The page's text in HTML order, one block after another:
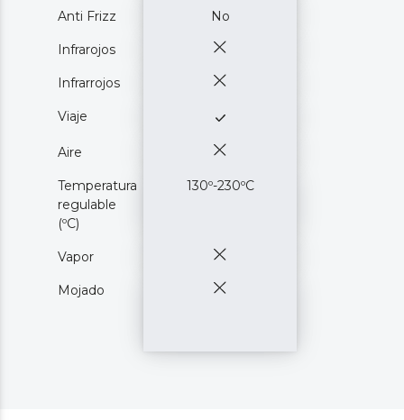
Anti Frizz No
Infrarojos
Infrarrojos
Viaje
Aire
Temperatura
regulable
(ºC)
130º-230ºC
Vapor
Mojado